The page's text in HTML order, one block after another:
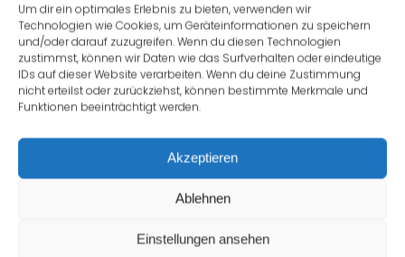
Um dir ein optimales Erlebnis zu bieten, verwenden wir
Technologien wie Cookies, um Geräteinformationen zu speichern
und/oder darauf zuzugreifen. Wenn du diesen Technologien
zustimmst, können wir Daten wie das Surfverhalten oder eindeutige
IDs auf dieser Website verarbeiten. Wenn du deine Zustimmung
nicht erteilst oder zurückziehst, können bestimmte Merkmale und
Funktionen beeinträchtigt werden.
Akzeptieren
Ablehnen
Einstellungen ansehen
nächsten Mal leichter zu finden
ist.
Geben Sie in dem sich öffnenden
Fenster ihre Zugangsdaten für
Wählen Sie im Nachfolgenden
Fenster aus, worauf sie Zugriff
Sie mit ok.